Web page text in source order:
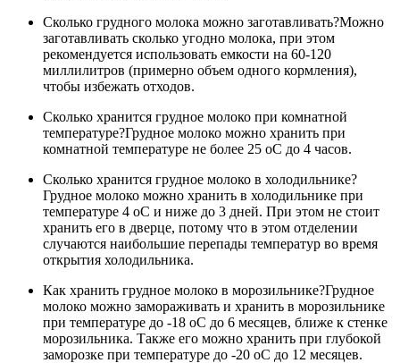
Сколько грудного молока можно заготавливать?Можно
заготавливать сколько угодно молока, при этом
рекомендуется использовать емкости на 60-120
миллилитров (примерно объем одного кормления),
чтобы избежать отходов.
Сколько хранится грудное молоко при комнатной
температуре?Грудное молоко можно хранить при
комнатной температуре не более 25 оС до 4 часов.
Сколько хранится грудное молоко в холодильнике?
Грудное молоко можно хранить в холодильнике при
температуре 4 оС и ниже до 3 дней. При этом не стоит
хранить его в дверце, потому что в этом отделении
случаются наибольшие перепады температур во время
открытия холодильника.
Как хранить грудное молоко в морозильнике?Грудное
молоко можно замораживать и хранить в морозильнике
при температуре до -18 оС до 6 месяцев, ближе к стенке
морозильника. Также его можно хранить при глубокой
заморозке при температуре до -20 оС до 12 месяцев.